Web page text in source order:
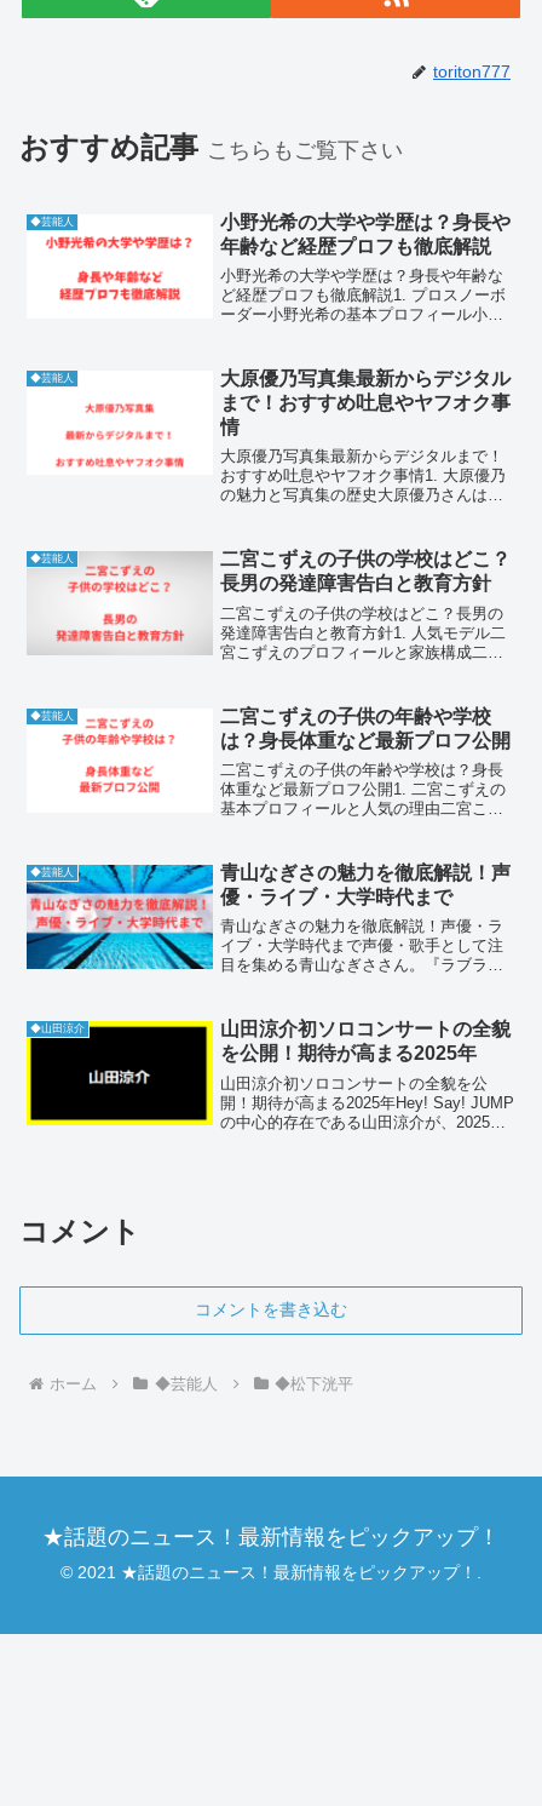
toriton777
おすすめ記事 こちらもご覧下さい
◆芸能人
小野光希の大学や学歴は？身長や
年齢など経歴プロフも徹底解説
小野光希の大学や学歴は？身長や年齢な
ど経歴プロフも徹底解説1. プロスノーボ
ーダー小野光希の基本プロフィール小野
トです。幼少期から雪山に親しみ、類ま
れなる才能と努力で瞬...
◆芸能人
大原優乃写真集最新からデジタル
まで！おすすめ吐息やヤフオク事
情
大原優乃写真集最新からデジタルまで！
おすすめ吐息やヤフオク事情1. 大原優乃
の魅力と写真集の歴史大原優乃さんは、
いるタレントです。彼女が歩んできた芸
能活動の軌跡は、多く...
◆芸能人
二宮こずえの子供の学校はどこ？
長男の発達障害告白と教育方針
二宮こずえの子供の学校はどこ？長男の
発達障害告白と教育方針1. 人気モデル二
宮こずえのプロフィールと家族構成二宮
二人の子供を持つ母親でもあります。彼
女のライフスタイル...
◆芸能人
二宮こずえの子供の年齢や学校
は？身長体重など最新プロフ公開
二宮こずえの子供の年齢や学校は？身長
体重など最新プロフ公開1. 二宮こずえの
基本プロフィールと人気の理由二宮こず
SNSやYouTubeで絶大な影響力を持つ人
気モデルです。...
◆芸能人
青山なぎさの魅力を徹底解説！声
優・ライブ・大学時代まで
青山なぎさの魅力を徹底解説！声優・ラ
イブ・大学時代まで声優・歌手として注
目を集める青山なぎささん。『ラブライ
コン出場など多彩な活動で話題を呼んで
います。本記事では、青...
◆山田涼介
山田涼介初ソロコンサートの全貌
を公開！期待が高まる2025年
山田涼介初ソロコンサートの全貌を公
開！期待が高まる2025年Hey! Say! JUMP
の中心的存在である山田涼介が、2025年
コメント
コメントを書き込む
ホーム ◆芸能人 ◆松下洸平
★話題のニュース！最新情報をピックアップ！
© 2021 ★話題のニュース！最新情報をピックアップ！.